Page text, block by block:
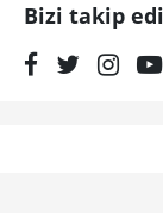
Bizi takip